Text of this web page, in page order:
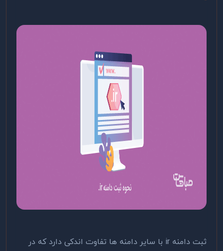
ثبت دامنه ir با سایر دامنه ها تفاوت اندکی دارد که در